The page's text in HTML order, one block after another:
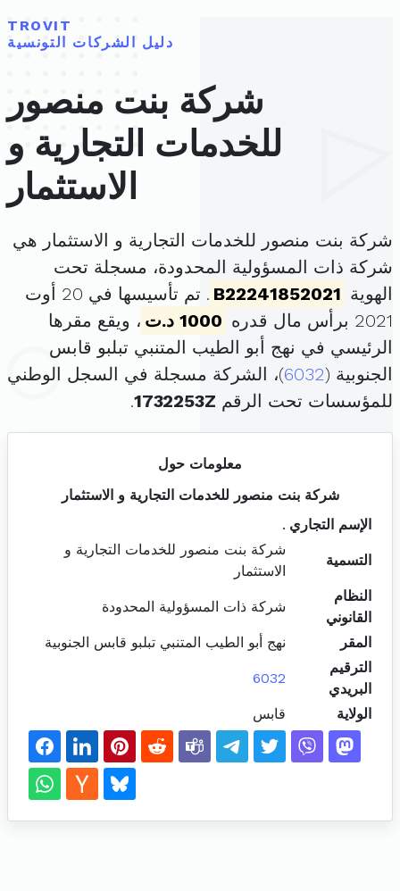
TROVIT
دليل الشركات التونسية
شركة بنت منصور
للخدمات التجارية و
الاستثمار
شركة بنت منصور للخدمات التجارية و الاستثمار هي
شركة ذات المسؤولية المحدودة، مسجلة تحت
الهوية B22241852021
. تم تأسيسها في 20 أوت
2021 برأس مال قدره
1000 د.ت
، ويقع مقرها
الرئيسي في نهج أبو الطيب المتنبي تبلبو قابس
الجنوبية (6032)، الشركة مسجلة في السجل الوطني
للمؤسسات تحت الرقم 1732253Z
.
معلومات حول
شركة بنت منصور للخدمات التجارية و الاستثمار
الإسم التجاري .
التسمية
شركة بنت منصور للخدمات التجارية و
الاستثمار
النظام
القانوني
شركة ذات المسؤولية المحدودة
المقر
نهج أبو الطيب المتنبي تبلبو قابس الجنوبية
الترقيم
البريدي
6032
الولاية قابس